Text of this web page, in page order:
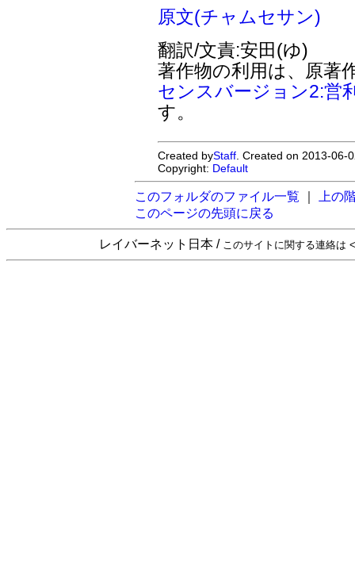
原文(チャムセサン)
翻訳/文責:安田(ゆ)
著作物の利用は、原著
センスバージョン2:営
す。
Created byStaff . Created on 2013-
Copyright: Default
このフォルダのファイル一覧
上の
このページの先頭に戻る
レイバーネット日本 / このサイトに関する連絡は